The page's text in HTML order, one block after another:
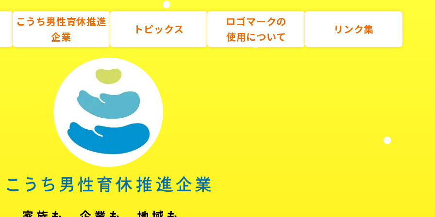
こうち男性育休推進
企業
トピックス
ロゴマークの
使用について
リンク集